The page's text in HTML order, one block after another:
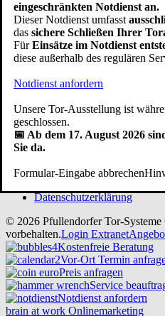
eingeschränkten Notdienst an.
Dieser Notdienst umfasst
das sichere Schließen Ihrer
FürEinsätze im Notdienst
diese außerhalb des regulären
Notdienst anfordern
Unsere Tor-Ausstellung ist
geschlossen.
📅 Ab dem 17. August 2026
Sie da.
Formular-Eingabe abbrechen
Auf Google werden wir mit Ø 4.0
bewertet.
Service:
Beratungstermin /
Renovierung /
Kundendienst / Reparatur
Prüfung BG/TÜV
Downloads
Datenschutzerklärung
© 2026 Pfullendorfer Tor-
vorbehalten.Login Extranet
Kostenfreie Beratung
Vor-Ort Termin
Preis anfragen
Service
Notdienst anfordern
brain at work Onlinemarketing